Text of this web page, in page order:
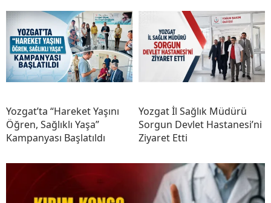
Yozgat’ta “Hareket Yaşını
Öğren, Sağlıklı Yaşa”
Kampanyası Başlatıldı
Yozgat İl Sağlık Müdürü
Sorgun Devlet Hastanesi’ni
Ziyaret Etti